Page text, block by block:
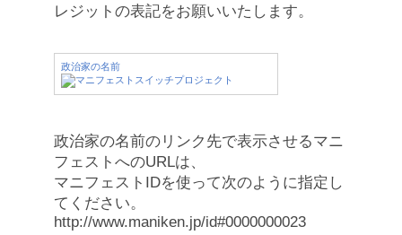
レジットの表記をお願いいたします。
政治家の名前
政治家の名前のリンク先で表示させるマニ
フェストへのURLは、
マニフェストIDを使って次のように指定し
てください。
http://www.maniken.jp/id#0000000023